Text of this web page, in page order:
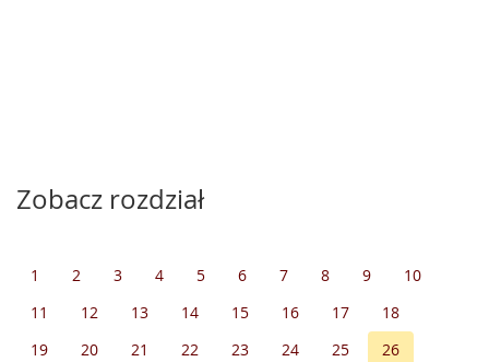
Zobacz rozdział
1 2 3 4 5 6 7 8 9
10
11
12 13 14 15 16 17
18
19
20 21 22 23 24 25
26